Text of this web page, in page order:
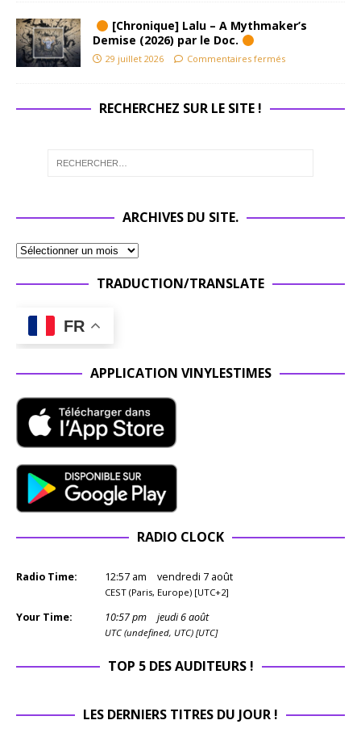
[Chronique] Lalu – A Mythmaker’s
Demise (2026) par le Doc.
29 juillet 2026 Commentaires fermés
RECHERCHEZ SUR LE SITE !
ARCHIVES DU SITE.
TRADUCTION/TRANSLATE
FR
APPLICATION VINYLESTIMES
RADIO CLOCK
Radio Time: 12:57 am vendredi 7 août
CEST (Paris, Europe) [UTC+2]
Your Time: 10:57pm jeudi 6 août
UTC (undefined, UTC) [UTC]
TOP 5 DES AUDITEURS !
LES DERNIERS TITRES DU JOUR !